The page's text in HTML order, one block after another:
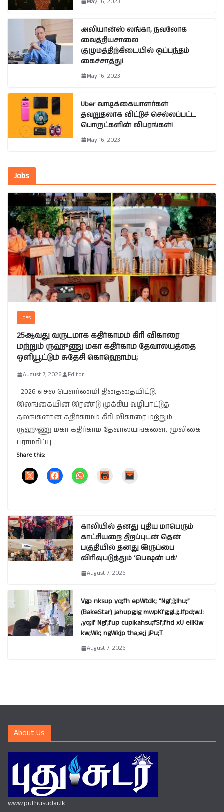
அலியான்ஸ் லங்கா, நவலோக
வைத்தியசாலை
குழுமத்திற்கிடையில் ஒப்பந்தம்
கைச்சாத்து!
May 16, 2023
Uber வாடிக்கையாளர்கள்
தவறுதலாக விட்டுச் செல்லப்பட்ட
பொருட்களின் விபரங்கள்!
May 16, 2023
Jobs
JOBS
25ஆவது வருடமாக கதிர்காமம் கிரி விகாரை
மற்றும் ருஹுணு மகா கதிர்காம தேவாலயத்தை
ஒளியூட்டும் சுதேசி கொஹொம்ப;
August 7, 2026 Editor
2026 எசல பௌர்ணமி தினத்தையிட்டு,
இலங்கையின் இரண்டு முக்கிய வழிபாட்டுத்
தலங்களான கதிர்காமம் கிரி விகாரை மற்றும்
ருஹுணு மகா கதிர்காம தேவாலயங்களை, மூலிகை
பராமரிப்பு
Share this:
காலியில் தனது புதிய மாபெரும்
காட்சியறை திறப்புடன் தென்
பகுதியில் தனது இருப்பை
விரிவுபடுத்தும் ‘பெஷன் பக்’
August 7, 2026
Vgp nksup yq;fh epWtdk; “Ngf;];lhu;”
(BakeStar) jahupg;ig mwpKfg;gLj;Jfpd;wJ:
,yq;if Ngf;fup cupikahsu;fSf;fhd xU eilKiw
kw;Wk; ngWkjp tha;e;j jPu;T
August 7, 2026
About Us
www.puthusudar.lk